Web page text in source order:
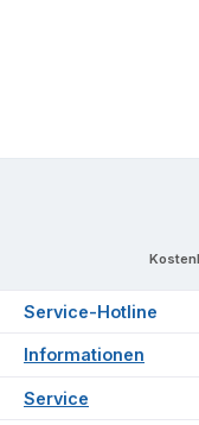
Service-Hotline
Informationen
Service